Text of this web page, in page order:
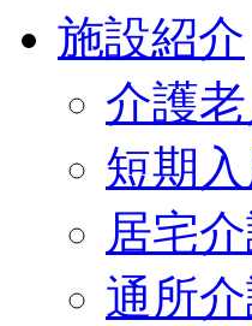
施設紹介
介護
短期
居宅
通所